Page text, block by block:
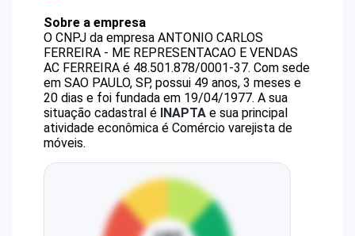
Sobre a empresa
O CNPJ da empresa ANTONIO CARLOS
FERREIRA - ME REPRESENTACAO E VENDAS
AC FERREIRA é 48.501.878/0001-37. Com sede
em SAO PAULO, SP, possui 49 anos, 3 meses e
20 dias e foi fundada em 19/04/1977. A sua
situação cadastral é INAPTA e sua principal
atividade econômica é Comércio varejista de
móveis.